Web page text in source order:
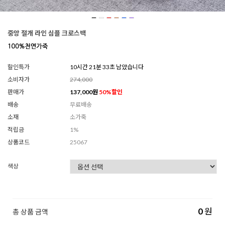
중앙 절개 라인 심플 크로스백
할인특가
10시간 21분 30초 남았습니다
소비자가
274,000
판매가
137,000원 50%할인
배송
무료배송
소재
소가죽
적립금
1%
상품코드
25067
색상
총 상품 금액 0원